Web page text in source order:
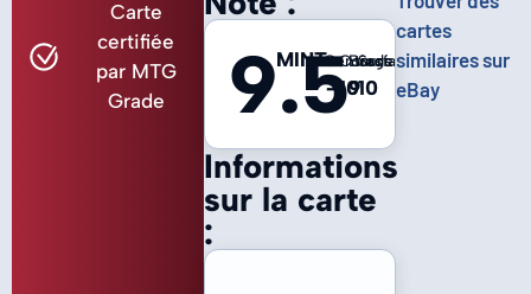
Carte
certifiée
par MTG
Grade
Informations
sur la carte
:
9.5
MINTCentrage
-
Coins
10
Bords
9
Surface
10
cartes
similaires sur
eBay